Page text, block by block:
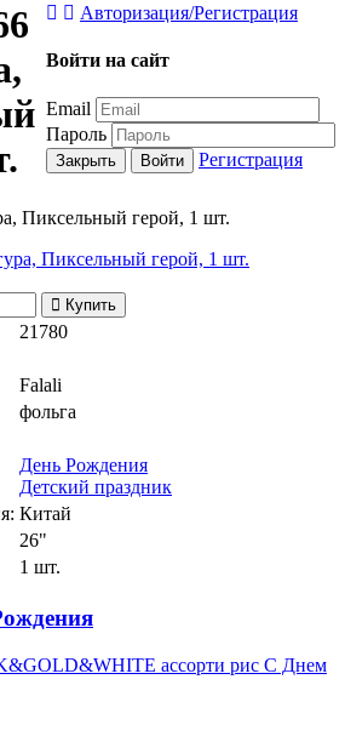
Авторизация/Регистрация
Войти на сайт
Email
Пароль
Закрыть Войти Регистрация
Пиксельный герой, 1 шт.
Купить
21780
Falali
фольга
День Рождения
Детский праздник
Китай
26"
1 шт.